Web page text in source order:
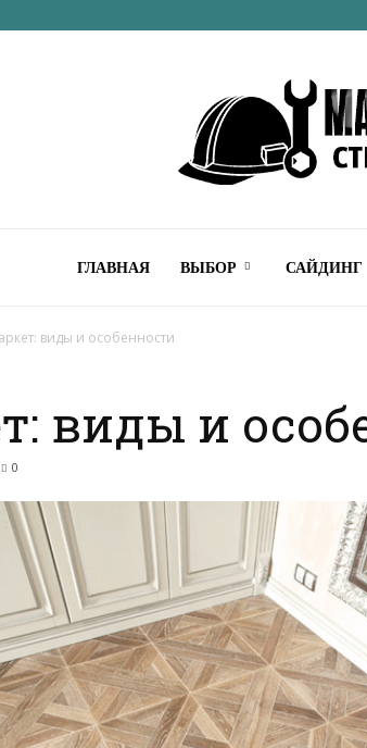
ГЛАВНАЯ ВЫБОР САЙДИНГ
виды и особенности
виды и
0